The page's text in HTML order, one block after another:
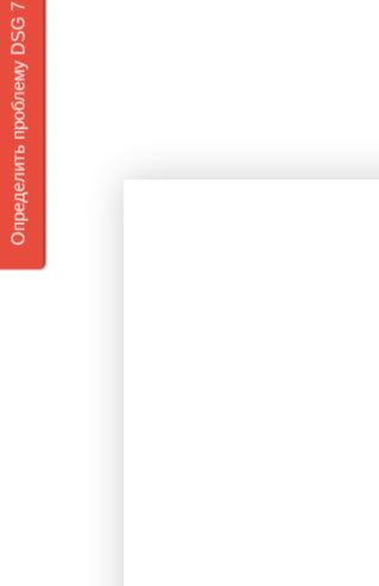
Определить проблему DSG 7